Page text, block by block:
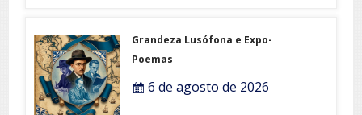
Grandeza Lusófona e Expo-
Poemas
6 de agosto de 2026